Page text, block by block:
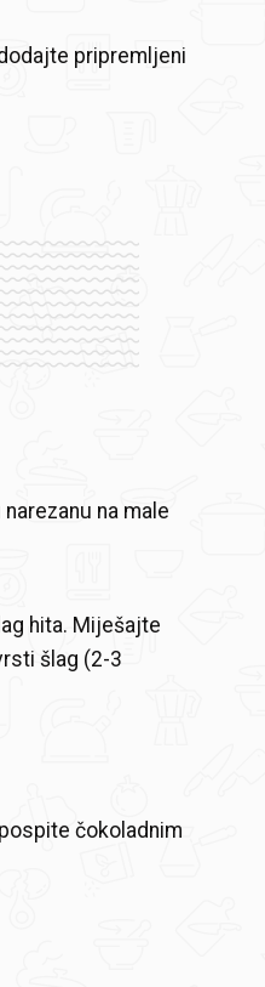
pripremljeni
na male
hita. Miješajte
šlag (2-3
čokoladnim